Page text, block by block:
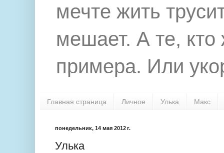
мечте жить
мешает. А те,
примера. Или
Главная страница Личное Улька Макс
понедельник, 14 мая 2012 г.
Улька